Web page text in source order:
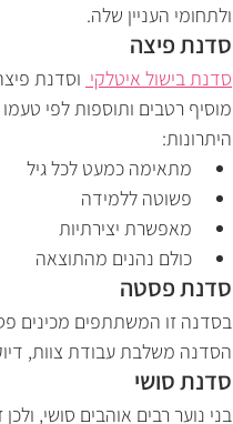
ולתחומי העניין שלה.
סדנת פיצה
סדנת בישול איטלקי וסדנת
מוסיף רטבים ותוספות לפי
היתרונות:
מתאימה כמעט לכל גיל
פשוטה ללמידה
מאפשרת יצירתיות
כולם נהנים מהתוצאה
סדנת פסטה
בסדנה זו המשתתפים מכינים
הסדנה משלבת עבודת צוות,
סדנת סושי
בני נוער רבים אוהבים סושי,